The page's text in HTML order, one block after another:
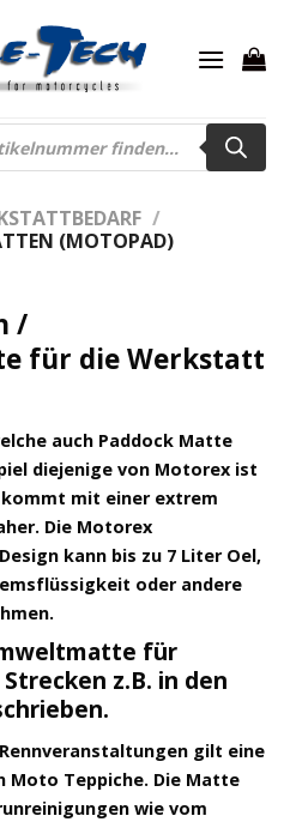
/
(MOTOPAD)
/
für die Werkstatt
auch Paddock Matte
diejenige von Motorex ist
mit einer extrem
Die Motorex
kann bis zu 7 Liter Oel,
oder andere
für
z.B. in den
gilt eine
Moto Teppiche. Die Matte
wie vom